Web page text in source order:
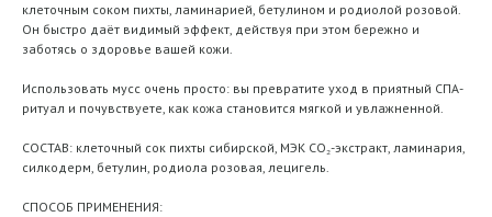
клеточным соком пихты, ламинарией, бетулином и родиолой розовой.
Он быстро даёт видимый эффект, действуя при этом бережно и
заботясь о здоровье вашей кожи.
Использовать мусс очень просто: вы превратите уход в приятный СПА-
ритуал и почувствуете, как кожа становится мягкой и увлажненной.
СОСТАВ: клеточный сок пихты сибирской, МЭК CO₂-экстракт, ламинария,
силкодерм, бетулин, родиола розовая, лецигель.
СПОСОБ ПРИМЕНЕНИЯ: